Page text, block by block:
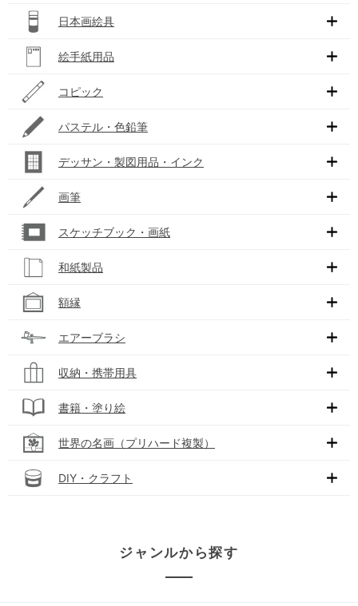
日本画絵具
絵手紙用品
コピック
パステル・色鉛筆
デッサン・製図用品・インク
画筆
スケッチブック・画紙
和紙製品
額縁
エアーブラシ
収納・携帯用具
書籍・塗り絵
世界の名画（プリハード複製）
DIY・クラフト
ジャンルから探す